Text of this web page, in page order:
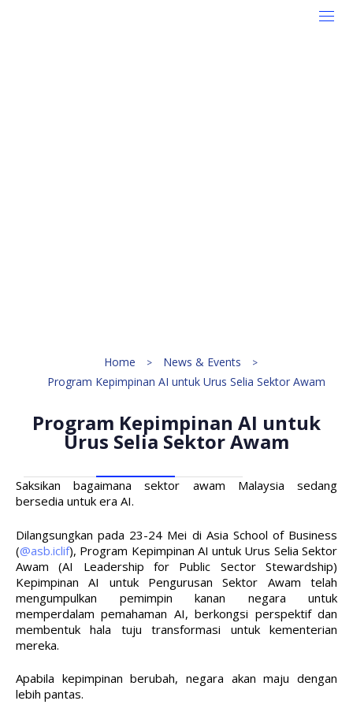
Home
News & Events
Program Kepimpinan AI untuk Urus Selia Sektor Awam
Program Kepimpinan AI untuk
Urus Selia Sektor Awam
Saksikan bagaimana sektor awam Malaysia sedang
bersedia untuk era AI.
Dilangsungkan pada 23-24 Mei di Asia School of Business
(@asb.iclif), Program Kepimpinan AI untuk Urus Selia Sektor
Awam (AI Leadership for Public Sector Stewardship)
Kepimpinan AI untuk Pengurusan Sektor Awam telah
mengumpulkan pemimpin kanan negara untuk
memperdalam pemahaman AI, berkongsi perspektif dan
membentuk hala tuju transformasi untuk kementerian
mereka.
Apabila kepimpinan berubah, negara akan maju dengan
lebih pantas.